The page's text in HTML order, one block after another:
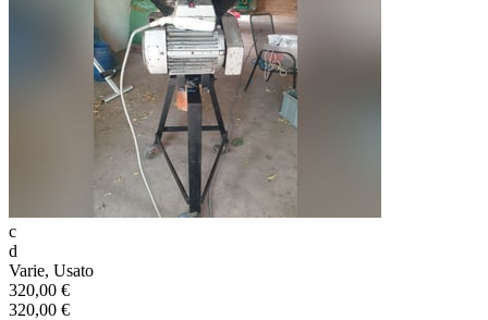
c
d
Varie, Usato
320,00 €
320,00 €